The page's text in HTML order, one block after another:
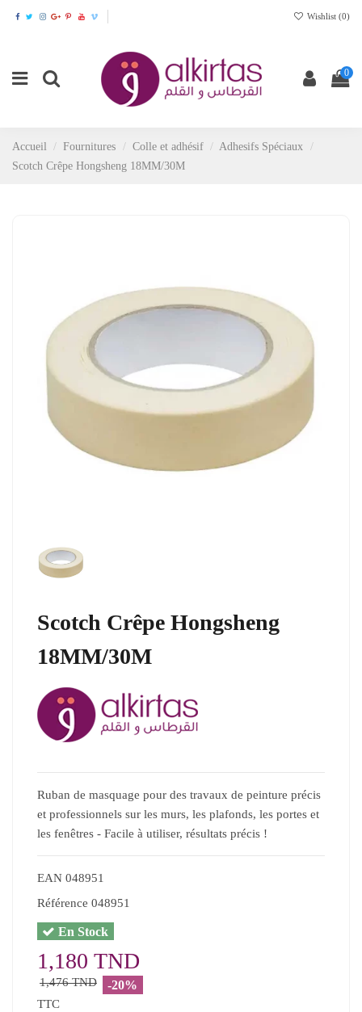
Wishlist (0)
0
Accueil Fournitures Colle et adhésif
Adhesifs Spéciaux
Scotch Crêpe Hongsheng 18MM/30M
Scotch Crêpe Hongsheng
18MM/30M
Ruban de masquage pour des travaux de peinture précis
et professionnels sur les murs, les plafonds, les portes et
les fenêtres - Facile à utiliser, résultats précis !
EAN 048951
Référence 048951
En Stock
1,180 TND
1,476 TND -20%
TTC